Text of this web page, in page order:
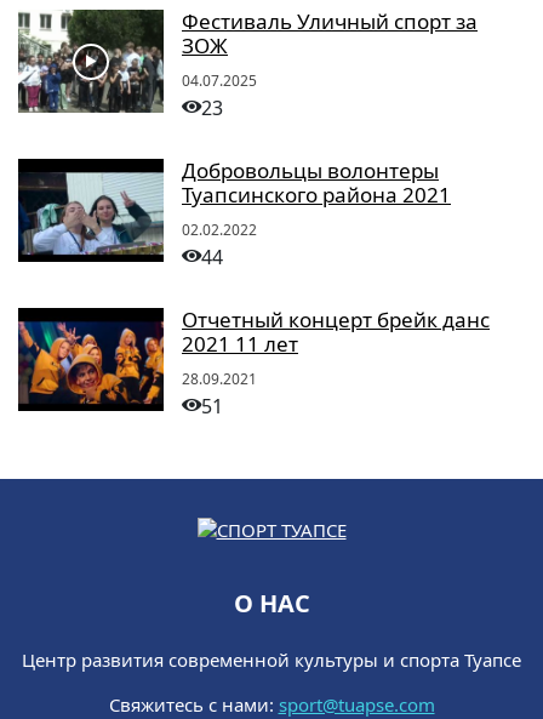
Фестиваль Уличный спорт за
ЗОЖ
04.07.2025
23
Добровольцы волонтеры
Туапсинского района 2021
02.02.2022
44
Отчетный концерт брейк данс
2021 11 лет
28.09.2021
51
О НАС
Центр развития современной культуры и спорта Туапсе
Свяжитесь с нами: sport@tuapse.com